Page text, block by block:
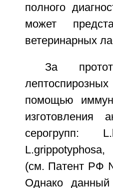
полного
может
ветеринарных
За
помощью
изготовления
серогрупп:
(см. Патент РФ
Однако данный